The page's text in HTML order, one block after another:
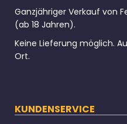
Ganzjähriger Verkauf von
(ab 18 Jahren).
Keine Lieferung möglich.
Ort.
KUNDENSERVICE